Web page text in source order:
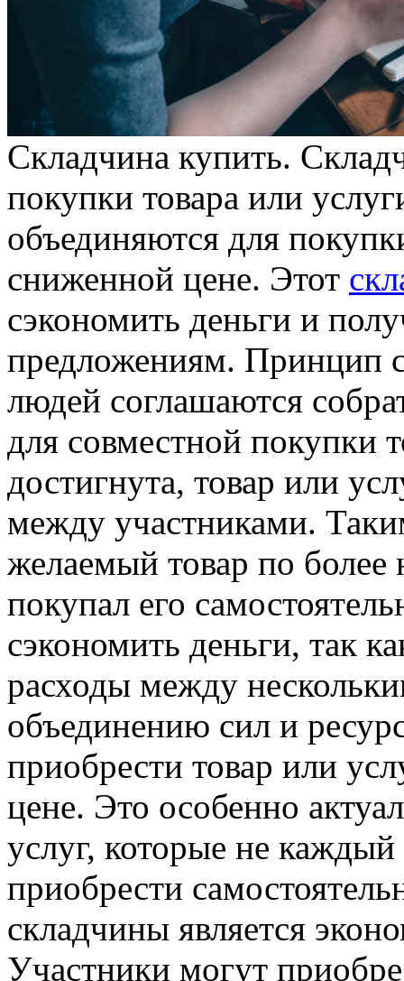
Склaдчинa купить.
покупки товара или
объединяются для
сниженной цене. Этот
сэкономить деньги и
предложениям. Принцип
людей соглашаются
для совместной покупки
достигнута, товар или
между участниками.
желаемый товар по
покупал его
сэкономить деньги, так
расходы между
объединению сил и
приобрести товар или
цене. Это особенно
услуг, которые не
приобрести
складчины является
Участники могут